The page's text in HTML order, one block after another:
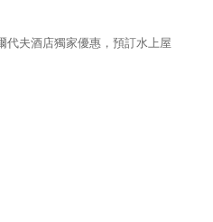
代夫酒店獨家優惠，預訂水上屋